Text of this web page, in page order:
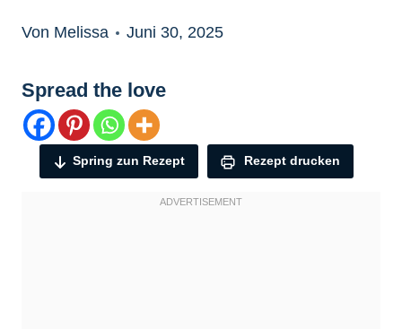
Von Melissa Juni 30, 2025
Spread the love
Spring zun Rezept Rezept drucken